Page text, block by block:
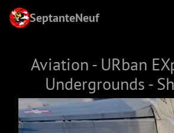
SeptanteNeuf
Aviation - URban
Undergrounds -